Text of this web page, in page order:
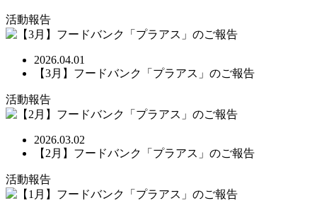
活動報告
2026.04.01
【3月】フードバンク「プラアス」のご報告
活動報告
2026.03.02
【2月】フードバンク「プラアス」のご報告
活動報告